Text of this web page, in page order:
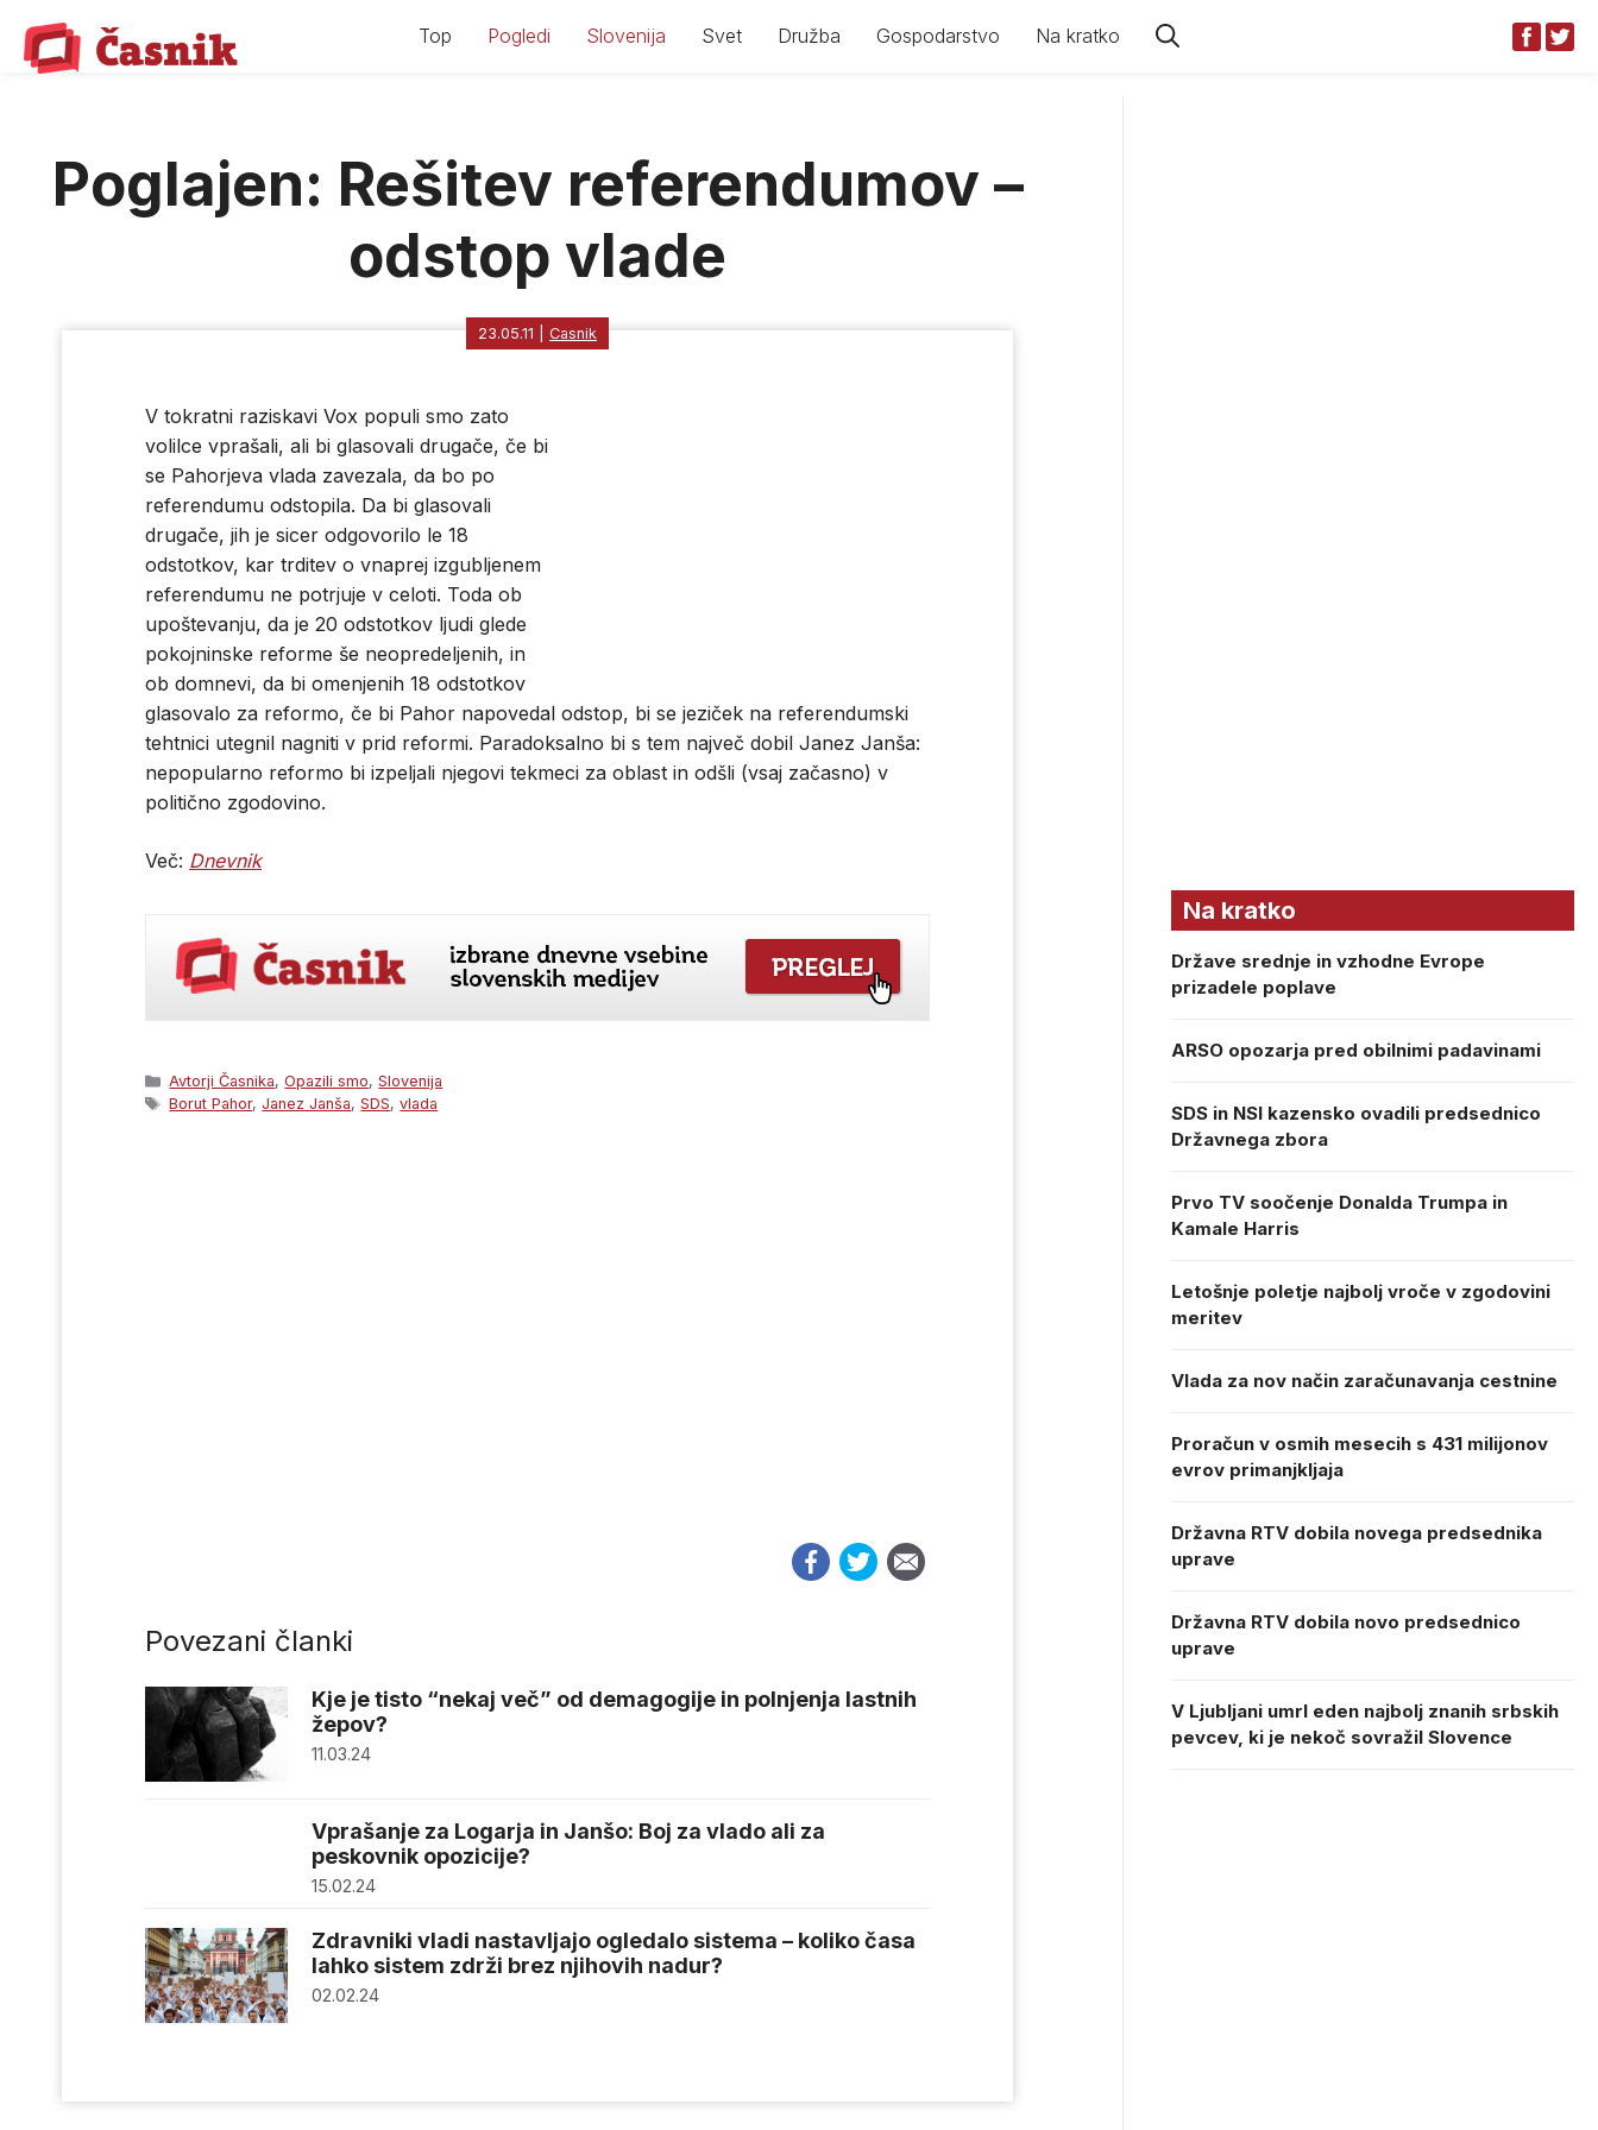
content
Top Pogledi Slovenija Svet Družba Gospodarstvo Na kratko
Poglajen: Rešitev referendumov –
odstop vlade
23.05.11 Casnik
V tokratni raziskavi Vox populi smo zato
volilce vprašali, ali bi glasovali drugače, če bi
se Pahorjeva vlada zavezala, da bo po
referendumu odstopila. Da bi glasovali
drugače, jih je sicer odgovorilo le 18
odstotkov, kar trditev o vnaprej izgubljenem
referendumu ne potrjuje v celoti. Toda ob
upoštevanju, da je 20 odstotkov ljudi glede
pokojninske reforme še neopredeljenih, in
ob domnevi, da bi omenjenih 18 odstotkov
glasovalo za reformo, če bi Pahor napovedal odstop, bi se jeziček na referendumski
tehtnici utegnil nagniti v prid reformi. Paradoksalno bi s tem največ dobil Janez Janša:
nepopularno reformo bi izpeljali njegovi tekmeci za oblast in odšli (vsaj začasno) v
politično zgodovino.
Več: Dnevnik
Categories
Avtorji Časnika,Opazili smo,Slovenija
Tags
Borut Pahor,Janez Janša,SDS,vlada
Povezani članki
Kje je tisto “nekaj več” od demagogije in polnjenja lastnih
žepov?
11.03.24
Vprašanje za Logarja in Janšo: Boj za vlado ali za
peskovnik opozicije?
15.02.24
Zdravniki vladi nastavljajo ogledalo sistema – koliko časa
lahko sistem zdrži brez njihovih nadur?
02.02.24
Na kratko
Države srednje in vzhodne Evrope
prizadele poplave
ARSO opozarja pred obilnimi padavinami
SDS in NSI kazensko ovadili predsednico
Državnega zbora
Prvo TV soočenje Donalda Trumpa in
Kamale Harris
Letošnje poletje najbolj vroče v zgodovini
meritev
Vlada za nov način zaračunavanja cestnine
Proračun v osmih mesecih s 431 milijonov
evrov primanjkljaja
Državna RTV dobila novega predsednika
uprave
Državna RTV dobila novo predsednico
uprave
V Ljubljani umrl eden najbolj znanih srbskih
pevcev, ki je nekoč sovražil Slovence